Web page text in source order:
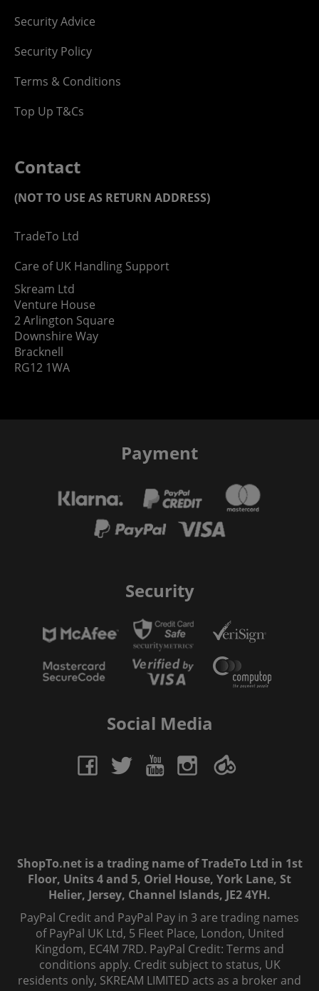
Security Advice
Security Policy
Terms & Conditions
Top Up T&Cs
Contact
(NOT TO USE AS RETURN ADDRESS)
TradeTo Ltd
Care of UK Handling Support
Skream Ltd
Venture House
2 Arlington Square
Downshire Way
Bracknell
RG12 1WA
Payment
Security
Social Media
ShopTo.net is a trading name of TradeTo Ltd in 1st
Floor, Units 4 and 5, Oriel House, York Lane, St
Helier, Jersey, Channel Islands, JE2 4YH.
PayPal Credit and PayPal Pay in 3 are trading names
of PayPal UK Ltd, 5 Fleet Place, London, United
Kingdom, EC4M 7RD. PayPal Credit: Terms and
conditions apply. Credit subject to status, UK
residents only, SKREAM LIMITED acts as a broker and